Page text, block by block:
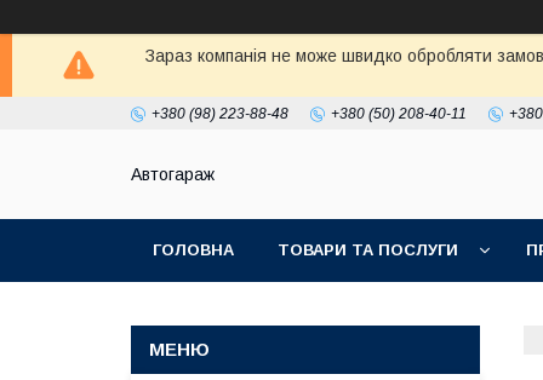
Зараз компанія не може швидко обробляти
+380 (98) 223-88-48 +380 (50) 208-40-11
Автогараж
ГОЛОВНА ТОВАРИ ТА ПОСЛУГИ